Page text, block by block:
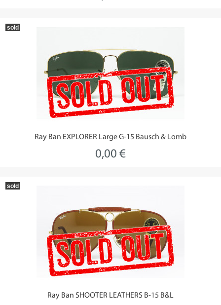
Ray Ban EXPLORER Large G-15 Bausch & Lomb
0,00 €
sold
Ray Ban SHOOTER LEATHERS B-15 B&L
sold